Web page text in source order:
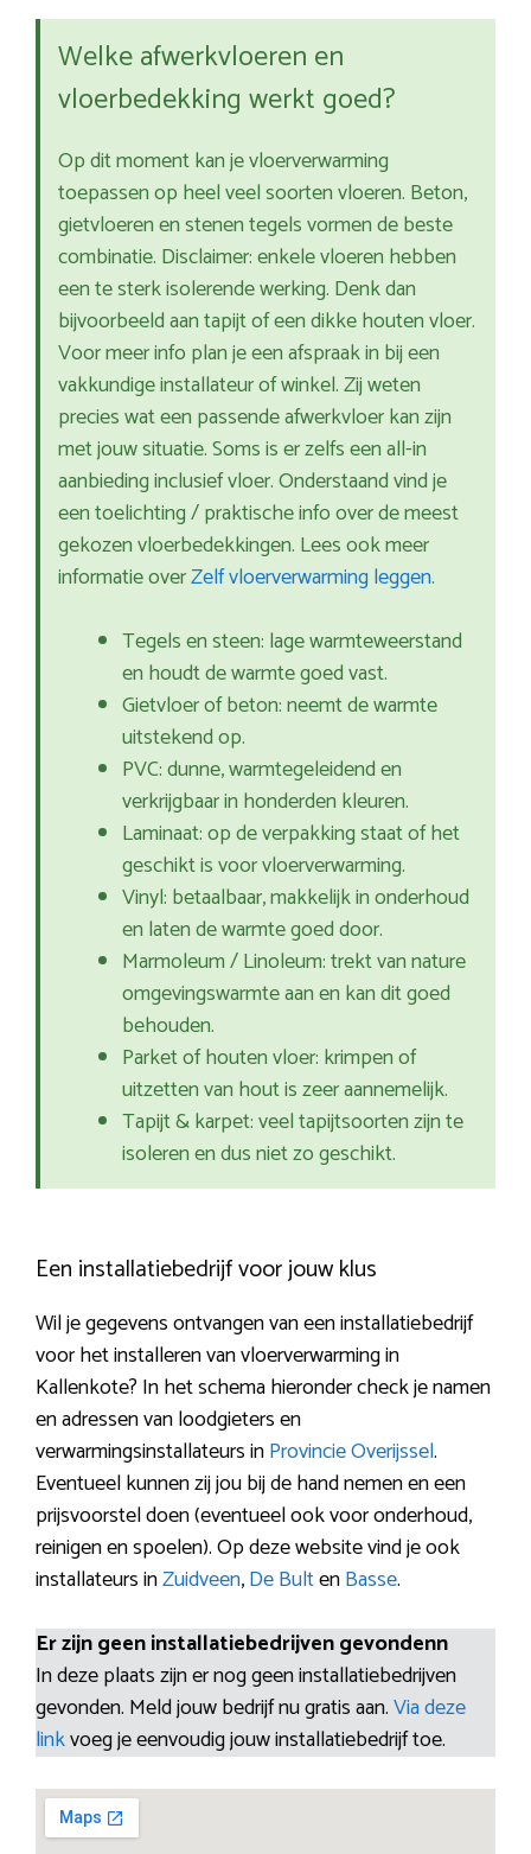
Welke afwerkvloeren en
vloerbedekking werkt goed?
Op dit moment kan je vloerverwarming
toepassen op heel veel soorten vloeren. Beton,
gietvloeren en stenen tegels vormen de beste
combinatie. Disclaimer: enkele vloeren hebben
een te sterk isolerende werking. Denk dan
bijvoorbeeld aan tapijt of een dikke houten vloer.
Voor meer info plan je een afspraak in bij een
vakkundige installateur of winkel. Zij weten
precies wat een passende afwerkvloer kan zijn
met jouw situatie. Soms is er zelfs een all-in
aanbieding inclusief vloer. Onderstaand vind je
een toelichting / praktische info over de meest
gekozen vloerbedekkingen. Lees ook meer
informatie overZelf vloerverwarming leggen.
Tegels en steen: lage warmteweerstand
en houdt de warmte goed vast.
Gietvloer of beton: neemt de warmte
uitstekend op.
PVC: dunne, warmtegeleidend en
verkrijgbaar in honderden kleuren.
Laminaat: op de verpakking staat of het
geschikt is voor vloerverwarming.
Vinyl: betaalbaar, makkelijk in onderhoud
en laten de warmte goed door.
Marmoleum / Linoleum: trekt van nature
omgevingswarmte aan en kan dit goed
behouden.
Parket of houten vloer: krimpen of
uitzetten van hout is zeer aannemelijk.
Tapijt & karpet: veel tapijtsoorten zijn te
isoleren en dus niet zo geschikt.
Een installatiebedrijf voor jouw klus
Wil je gegevens ontvangen van een installatiebedrijf
voor het installeren van vloerverwarming in
Kallenkote? In het schema hieronder check je namen
en adressen van loodgieters en
verwarmingsinstallateurs inProvincie Overijssel.
Eventueel kunnen zij jou bij de hand nemen en een
prijsvoorstel doen (eventueel ook voor onderhoud,
reinigen en spoelen). Op deze website vind je ook
installateurs inZuidveen,De BultenBasse.
Er zijn geen installatiebedrijven gevondenn
In deze plaats zijn er nog geen installatiebedrijven
gevonden. Meld jouw bedrijf nu gratis aan.Via deze
linkvoeg je eenvoudig jouw installatiebedrijf toe.